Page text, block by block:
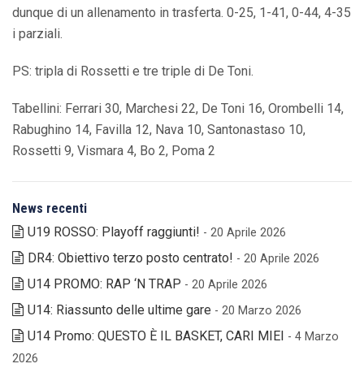
dunque di un allenamento in trasferta. 0-25, 1-41, 0-44, 4-35
i parziali.
PS: tripla di Rossetti e tre triple di De Toni.
Tabellini: Ferrari 30, Marchesi 22, De Toni 16, Orombelli 14,
Rabughino 14, Favilla 12, Nava 10, Santonastaso 10,
Rossetti 9, Vismara 4, Bo 2, Poma 2
News recenti
U19 ROSSO: Playoff raggiunti! - 20 Aprile 2026
DR4: Obiettivo terzo posto centrato! - 20 Aprile 2026
U14 PROMO: RAP ‘N TRAP - 20 Aprile 2026
U14: Riassunto delle ultime gare - 20 Marzo 2026
U14 Promo: QUESTO È IL BASKET, CARI MIEI - 4 Marzo
2026